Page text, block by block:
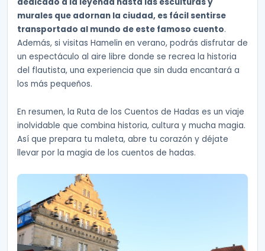
murales que adornan la ciudad, es fácil sentirse
transportado al mundo de este famoso cuento.
Además, si visitas Hamelin en verano, podrás disfrutar de
un espectáculo al aire libre donde se recrea la historia
del flautista, una experiencia que sin duda encantará a
los más pequeños.
En resumen, la Ruta de los Cuentos de Hadas es un viaje
inolvidable que combina historia, cultura y mucha magia.
Así que prepara tu maleta, abre tu corazón y déjate
llevar por la magia de los cuentos de hadas.